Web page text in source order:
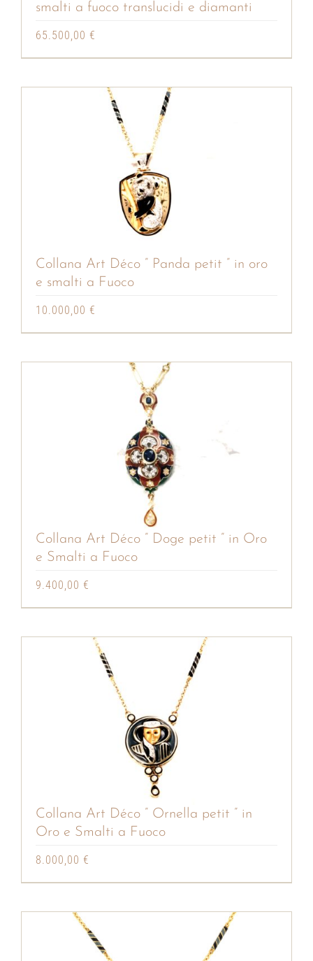
smalti a fuoco translucidi e diamanti
65.500,00 €
Collana Art Déco ” Panda petit ” in oro
e smalti a Fuoco
10.000,00 €
Collana Art Déco ” Doge petit ” in Oro
e Smalti a Fuoco
9.400,00 €
Collana Art Déco ” Ornella petit ” in
Oro e Smalti a Fuoco
8.000,00 €